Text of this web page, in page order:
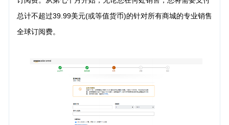
总计不超过39.99美元(或等值货币)的针对所有商城的专业销售
全球订阅费。